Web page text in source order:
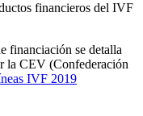
financieros del IVF
financiación se detalla
la CEV (Confederación
IVF 2019